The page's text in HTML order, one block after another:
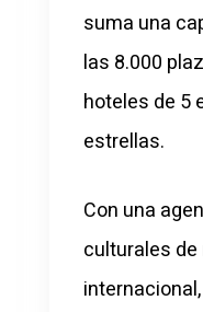
suma una
las 8.000
hoteles de 5
estrellas.
Con una
culturales